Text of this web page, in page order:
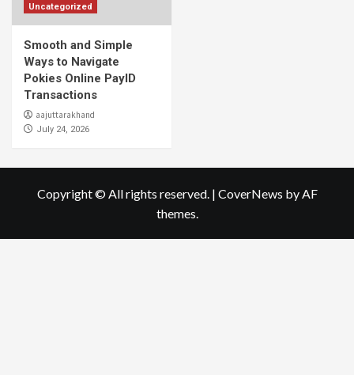
Uncategorized
Smooth and Simple
Ways to Navigate
Pokies Online PayID
Transactions
aajuttarakhand
July 24, 2026
Copyright © All rights reserved. | CoverNews by AF
themes.